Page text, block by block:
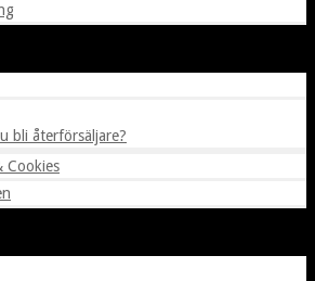
bli återförsäljare?
Cookies